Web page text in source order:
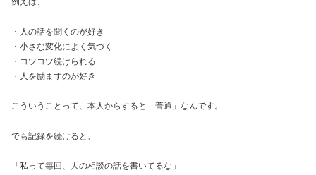
・人の話を聞くのが好き
・小さな変化によく気づく
・コツコツ続けられる
・人を励ますのが好き
こういうことって、本人からすると「普通」なんです。
でも記録を続けると、
「私って毎回、人の相談の話を書いてるな」